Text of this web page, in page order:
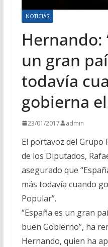
NOTICIAS
Hernando:
un gran
todavía
gobierna el
23/01/2017 admin
El portavoz del Grupo
de los Diputados,
asegurado que
más todavía cuando
Popular”.
“España es un gran
buen Gobierno”, ha
Hernando, quien ha